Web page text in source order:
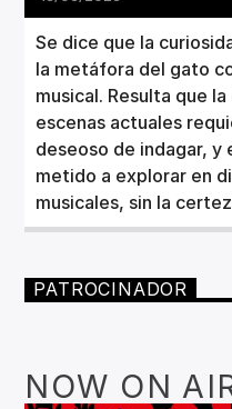
Se dice que la
la metáfora del gato
musical. Resulta que
escenas actuales
deseoso de indagar, y
metido a explorar en
musicales, sin la
PATROCINADOR
NOW ON